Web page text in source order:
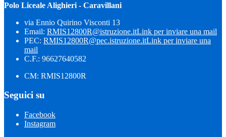
Polo Liceale Alighieri - Caravillani
via Ennio Quirino Visconti 13
Email: RMIS12800R@istruzione.itLink per inviare una mail
PEC: RMIS12800R@pec.istruzione.itLink per inviare una
mail
C.F.: 96627640582
CM: RMIS12800R
Seguici su
Facebook
Instagram